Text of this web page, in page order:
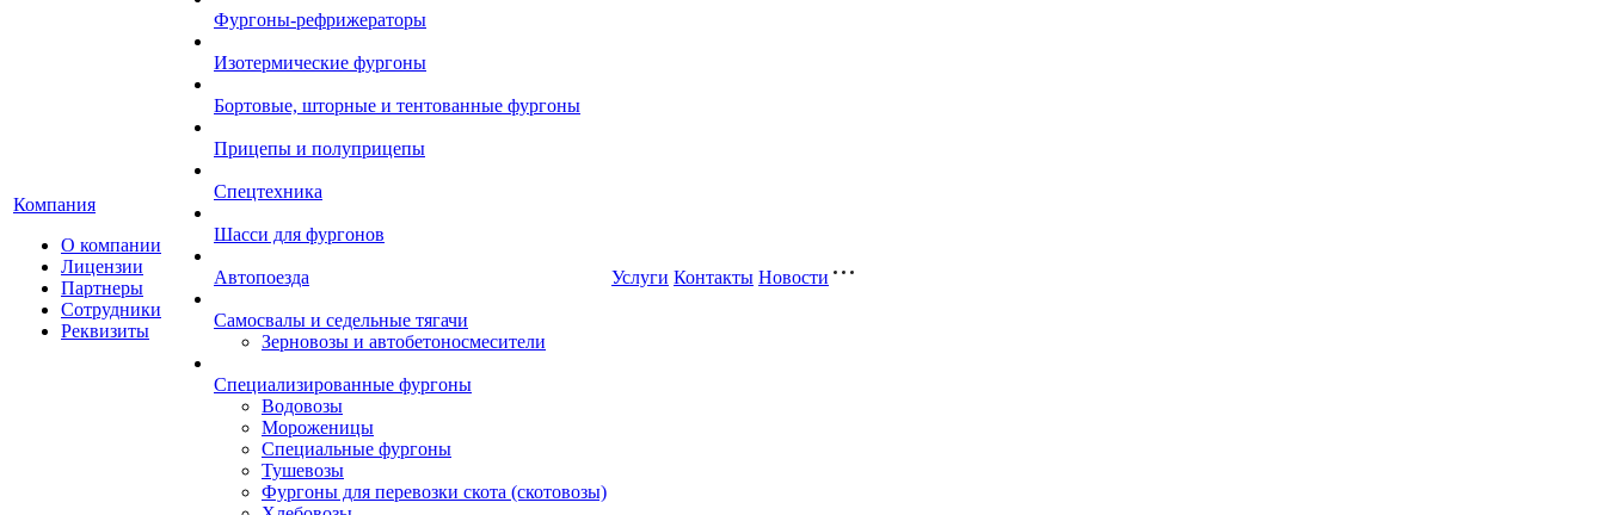
Компания
О компании
Лицензии
Партнеры
Сотрудники
Реквизиты
Фургоны-рефрижераторы
Изотермические фургоны
Бортовые, шторные и тентованные фургоны
Прицепы и полуприцепы
Спецтехника
Шасси для фургонов
Автопоезда
Самосвалы и седельные тягачи
Зерновозы и автобетоносмесители
Специализированные фургоны
Водовозы
Мороженицы
Специальные фургоны
Тушевозы
Фургоны для перевозки скота (скотовозы)
Услуги Контакты Новости